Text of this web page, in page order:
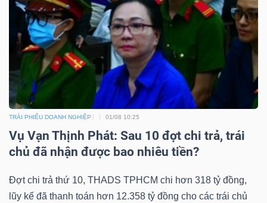
TRÁI PHIẾU DOANH NGHIỆP 01/08 10:25
Vụ Vạn Thịnh Phát: Sau 10 đợt chi trả, trái
chủ đã nhận được bao nhiêu tiền?
Đợt chi trả thứ 10, THADS TPHCM chi hơn 318 tỷ đồng,
lũy kế đã thanh toán hơn 12.358 tỷ đồng cho các trái chủ
DỊCH
VỤ
TRUYỀN
THÔNG
TIỆN